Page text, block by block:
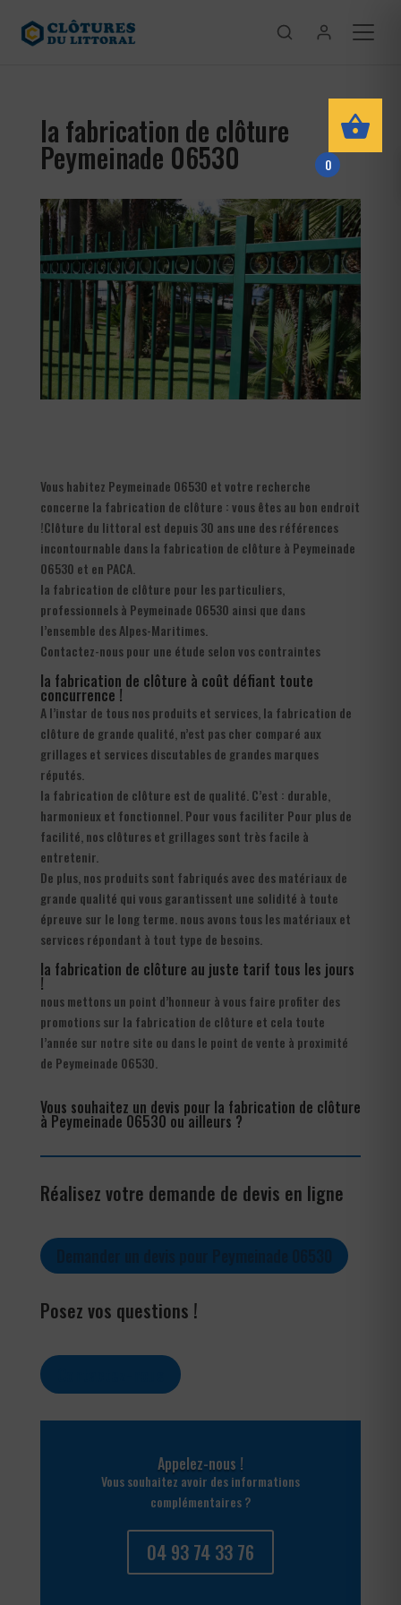
la fabrication de clôture
Peymeinade 06530
Vous habitez Peymeinade 06530 et votre recherche
concerne la fabrication de clôture : vous êtes au bon endroit
!Clôture du littoral est depuis 30 ans une des références
incontournable dans la fabrication de clôture à Peymeinade
06530 et en PACA.
la fabrication de clôture pour les particuliers,
professionnels à Peymeinade 06530 ainsi que dans
l’ensemble des Alpes-Maritimes.
Contactez-nous pour une étude selon vos contraintes
la fabrication de clôture à coût défiant toute
concurrence !
A l’instar de tous nos produits et services, la fabrication de
clôture de grande qualité, n’est pas cher comparé aux
grillages et services discutables de grandes marques
réputés.
la fabrication de clôture est de qualité. C’est : durable,
harmonieux et fonctionnel. Pour vous faciliter Pour plus de
facilité, nos clôtures et grillages sont très facile à
entretenir.
De plus, nos produits sont fabriqués avec des matériaux de
grande qualité qui vous garantissent une solidité à toute
épreuve sur le long terme. nous avons tous les matériaux et
services répondant à tout type de besoins.
la fabrication de clôture au juste tarif tous les jours
!
nous mettons un point d’honneur à vous faire profiter des
promotions sur la fabrication de clôture et cela toute
l’année sur notre site ou dans le point de vente à proximité
de Peymeinade 06530.
Vous souhaitez un devis pour la fabrication de clôture
à Peymeinade 06530 ou ailleurs ?
Réalisez votre demande de devis en ligne
Posez vos questions !
Appelez-nous !
Vous souhaitez avoir des informations
complémentaires ?
04 93 74 33 76
0